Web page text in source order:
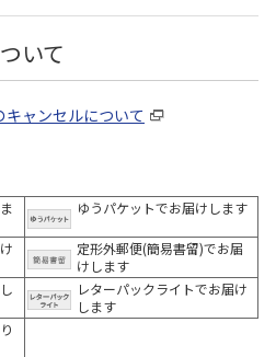
いて
キャンセルについて
ゆうパケットでお届けします
定形外郵便(簡易書留)でお届
けします
レターパックライトでお届け
します